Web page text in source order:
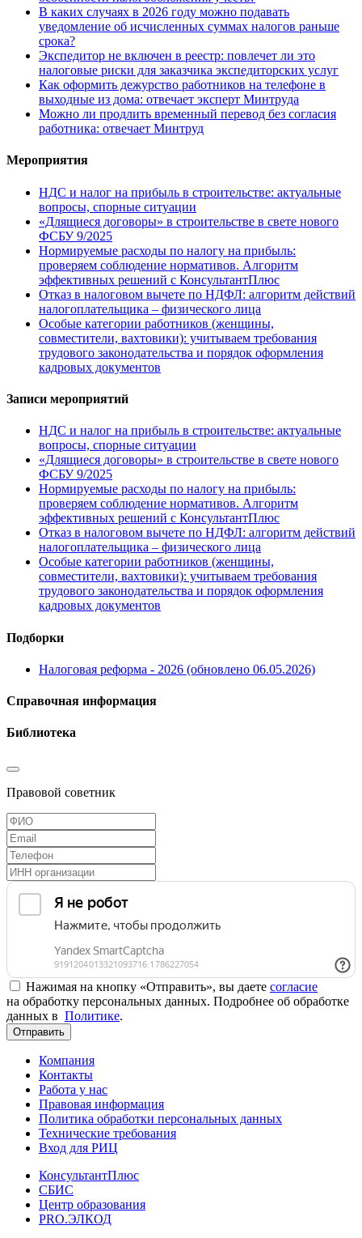
В каких случаях в 2026 году можно подавать
уведомление об исчисленных суммах налогов раньше
срока?
Экспедитор не включен в реестр: повлечет ли это
налоговые риски для заказчика экспедиторских услуг
Как оформить дежурство работников на телефоне в
выходные из дома: отвечает эксперт Минтруда
Можно ли продлить временный перевод без согласия
работника: отвечает Минтруд
Мероприятия
НДС и налог на прибыль в строительстве: актуальные
вопросы, спорные ситуации
«Длящиеся договоры» в строительстве в свете нового
ФСБУ 9/2025
Нормируемые расходы по налогу на прибыль:
проверяем соблюдение нормативов. Алгоритм
эффективных решений с КонсультантПлюс
Отказ в налоговом вычете по НДФЛ: алгоритм действий
налогоплательщика – физического лица
Особые категории работников (женщины,
совместители, вахтовики): учитываем требования
трудового законодательства и порядок оформления
кадровых документов
Записи мероприятий
НДС и налог на прибыль в строительстве: актуальные
вопросы, спорные ситуации
«Длящиеся договоры» в строительстве в свете нового
ФСБУ 9/2025
Нормируемые расходы по налогу на прибыль:
проверяем соблюдение нормативов. Алгоритм
эффективных решений с КонсультантПлюс
Отказ в налоговом вычете по НДФЛ: алгоритм действий
налогоплательщика – физического лица
Особые категории работников (женщины,
совместители, вахтовики): учитываем требования
трудового законодательства и порядок оформления
кадровых документов
Подборки
Налоговая реформа - 2026 (обновлено 06.05.2026)
Справочная информация
Библиотека
Правовой советник
Нажимая на кнопку «Отправить», вы даете согласие
на обработку персональных данных. Подробнее об обработке
данных в Политике.
Отправить
Компания
Контакты
Работа у нас
Правовая информация
Политика обработки персональных данных
Технические требования
Вход для РИЦ
КонсультантПлюс
СБИС
Центр образования
PRO.ЭЛКОД